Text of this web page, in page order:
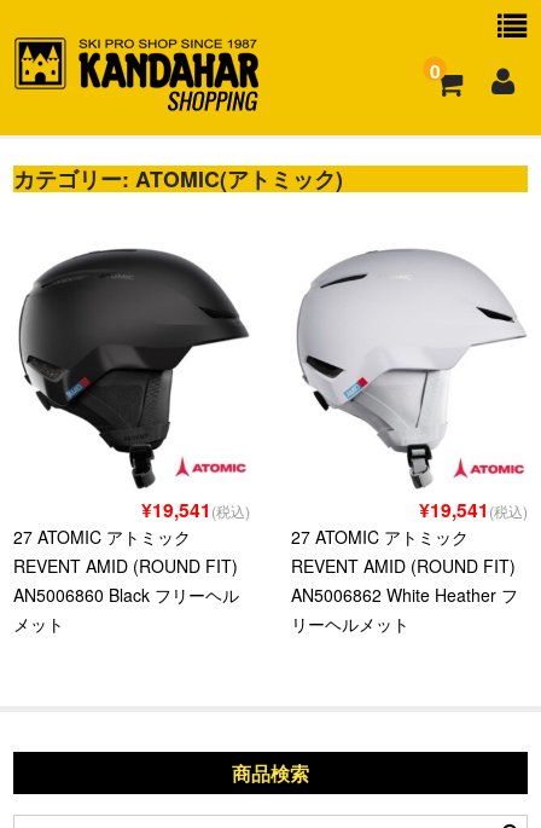
0
お買い物ガイド
カテゴリー:ATOMIC(アトミック)
¥19,541 (税込)
27 ATOMIC アトミック
REVENT AMID (ROUND FIT)
AN5006860 Black フリーヘル
メット
¥19,541 (税込)
27 ATOMIC アトミック
REVENT AMID (ROUND FIT)
AN5006862 White Heather フ
リーヘルメット
商品検索